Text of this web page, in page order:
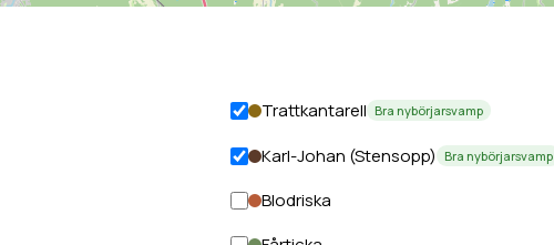
Trattkantarell Bra nybörjarsvamp
Karl-Johan (Stensopp) Bra nybörjarsvamp
Blodriska